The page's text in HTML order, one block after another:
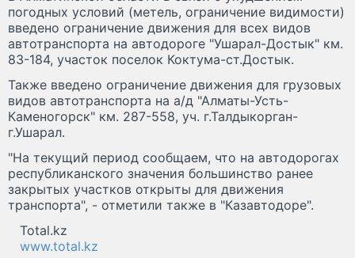
погодных условий (метель, ограничение видимости)
введено ограничение движения для всех видов
автотранспорта на автодороге "Ушарал-Достык" км.
83-184, участок поселок Коктума-ст.Достык.
Также введено ограничение движения для грузовых
видов автотранспорта на а/д "Алматы-Усть-
Каменогорск" км. 287-558, уч. г.Талдыкорган-
г.Ушарал.
"На текущий период сообщаем, что на автодорогах
республиканского значения большинство ранее
закрытых участков открыты для движения
транспорта", - отметили также в "Казавтодоре".
Total.kz
www.total.kz